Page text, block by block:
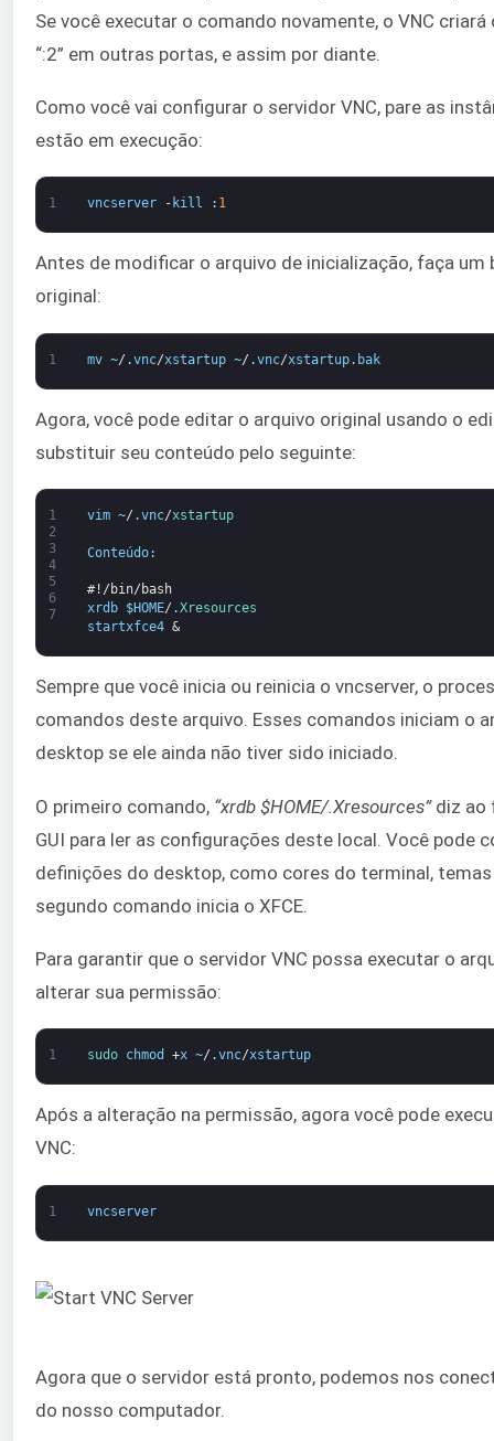
Se você executar o comando novamente, o VNC
“:2” em outras portas, e assim por diante.
Como você vai configurar o servidor VNC, pare as
estão em execução:
1 vncserver - kill : 1
Antes de modificar o arquivo de inicialização, faça um
original:
1 mv ~/ .vnc/xstartup ~/ .vnc/xstartup. bak
Agora, você pode editar o arquivo original usando o
substituir seu conteúdo pelo seguinte:
1
2
3
4
5
6
7
vim ~/ .vnc/xstartup
Conteúdo:
#!/bin/bash
xrdb
$HOME/ .Xresources
startxfce4 &
Sempre que você inicia ou reinicia o vncserver, o
comandos deste arquivo. Esses comandos iniciam o
desktop se ele ainda não tiver sido iniciado.
O primeiro comando, “xrdb $HOME/.Xresources”diz ao
GUI para ler as configurações deste local. Você pode
definições do desktop, como cores do terminal,
segundo comando inicia o XFCE.
Para garantir que o servidor VNC possa executar o
alterar sua permissão:
1 sudo chmod +x ~/ .vnc/xstartup
Após a alteração na permissão, agora você pode
VNC:
1 vncserver
Agora que o servidor está pronto, podemos nos
do nosso computador.